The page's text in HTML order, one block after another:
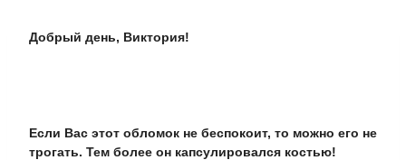
Добрый день, Виктория!
Если Вас этот обломок не беспокоит, то можно его не
трогать. Тем более он капсулировался костью!